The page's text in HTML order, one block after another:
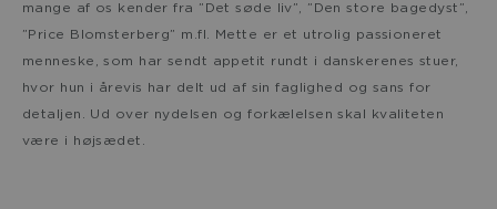
mange af os kender fra ”Det søde liv”, ”Den store bagedyst”,
”Price Blomsterberg” m.fl. Mette er et utrolig passioneret
menneske, som har sendt appetit rundt i danskerenes stuer,
hvor hun i årevis har delt ud af sin faglighed og sans for
detaljen. Ud over nydelsen og forkælelsen skal kvaliteten
være i højsædet.